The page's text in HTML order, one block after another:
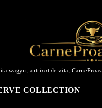
wagyu, antricot de vita,
COLLECTION